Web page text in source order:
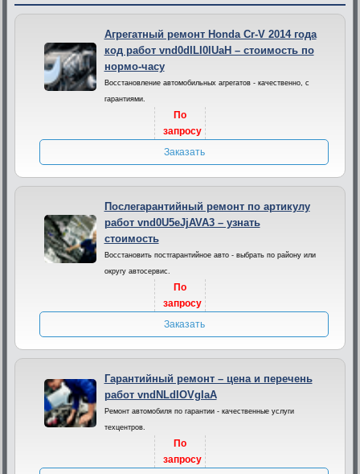
Агрегатный ремонт Honda Cr-V 2014 года
код работ vnd0dILI0lUaH – стоимость по
нормо-часу
Восстановление автомобильных агрегатов - качественно, с
гарантиями.
По
запросу
Заказать
Послегарантийный ремонт по артикулу
работ vnd0U5eJjAVA3 – узнать
стоимость
Восстановить постгарантийное авто - выбрать по району или
округу автосервис.
По
запросу
Заказать
Гарантийный ремонт – цена и перечень
работ vndNLdIOVgIaA
Ремонт автомобиля по гарантии - качественные услуги
техцентров.
По
запросу